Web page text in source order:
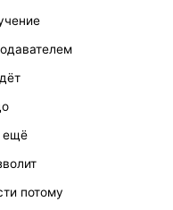
ещё
потому